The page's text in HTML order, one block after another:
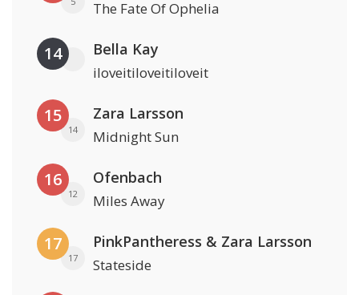
The Fate Of Ophelia
14 Bella Kay
iloveitiloveitiloveit
15
14
Zara Larsson
Midnight Sun
16
12
Ofenbach
Miles Away
17
17
PinkPantheress & Zara Larsson
Stateside